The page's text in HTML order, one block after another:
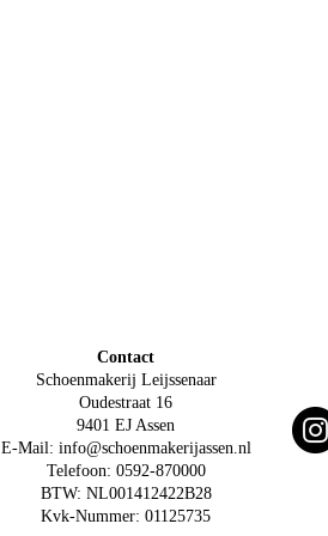
Contact
Schoenmakerij Leijssenaar
Oudestraat 16
9401 EJ Assen
E-Mail: info@schoenmakerijassen.nl
Telefoon: 0592-870000
BTW: NL001412422B28
Kvk-Nummer: 01125735